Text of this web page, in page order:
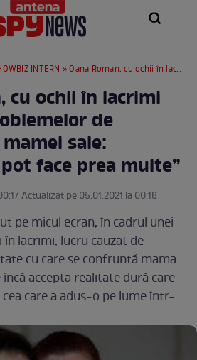
INTERN » Oana Roman, cu ochii în lacrimi din cauza problemelor de sănătate ale mamei sale: „Doctorii nu pot face prea multe”
cu ochii în lacrimi
de
sale:
face prea multe”
Actualizat pe 05.01.2021 la 00:18
pe micul ecran, în cadrul unei
în lacrimi, lucru cauzat de
cu care se confruntă mama
accepta realitate dură care
care a adus-o pe lume într-